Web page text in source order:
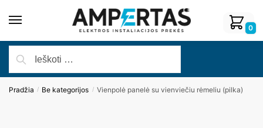
0
Pradžia / Be kategorijos / Vienpolė panelė su vienviečiu rėmeliu (pilka)